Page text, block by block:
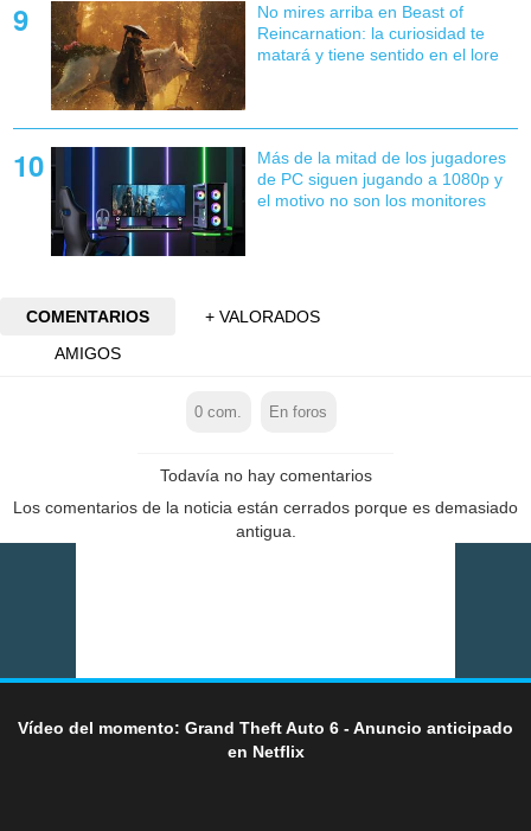
No mires arriba en Beast of
Reincarnation: la curiosidad te
matará y tiene sentido en el lore
Más de la mitad de los jugadores
de PC siguen jugando a 1080p y
el motivo no son los monitores
COMENTARIOS
+ VALORADOS
AMIGOS
0 com. En foros
Todavía no hay comentarios
Los comentarios de la noticia están cerrados porque es demasiado
antigua.
Vídeo del momento: Grand Theft Auto 6 - Anuncio anticipado
en Netflix